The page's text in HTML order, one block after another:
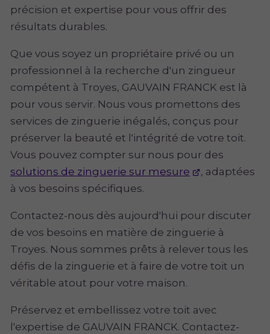
précision et expertise pour vous offrir des
résultats durables.
Que vous soyez un propriétaire privé ou un
professionnel à la recherche d'un zingueur
compétent à Troyes, GAUVAIN FRANCK est là
pour vous servir. Nous vous promettons des
services de zinguerie inégalés, conçus pour
préserver la beauté et l'intégrité de votre toit.
Vous pouvez compter sur nous pour des
solutions de zinguerie sur mesure
, adaptées
à vos besoins spécifiques.
Contactez-nous dès aujourd'hui pour discuter
de vos besoins en matière de zinguerie à
Troyes. Nous sommes prêts à relever tous les
défis de la zinguerie et à faire de votre toit un
véritable atout pour votre maison.
Préservez et embellissez votre toit avec
l'expertise de GAUVAIN FRANCK. Contactez-